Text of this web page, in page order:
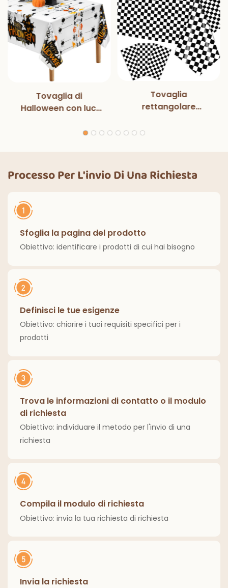
Tovaglia di
Halloween con luci
decorazioni per
cucina, decorazioni
per la casa
Tovaglia
rettangolare
nero con luci
decorazioni
classiche per interni
Processo Per L'invio Di Una Richiesta
Sfoglia la pagina del prodotto
Obiettivo: identificare i prodotti di cui hai bisogno
Definisci le tue esigenze
Obiettivo: chiarire i tuoi requisiti specifici per i
prodotti
Trova le informazioni di contatto o il modulo
di richiesta
Obiettivo: individuare il metodo per l'invio di una
richiesta
Compila il modulo di richiesta
Obiettivo: invia la tua richiesta di richiesta
Invia la richiesta